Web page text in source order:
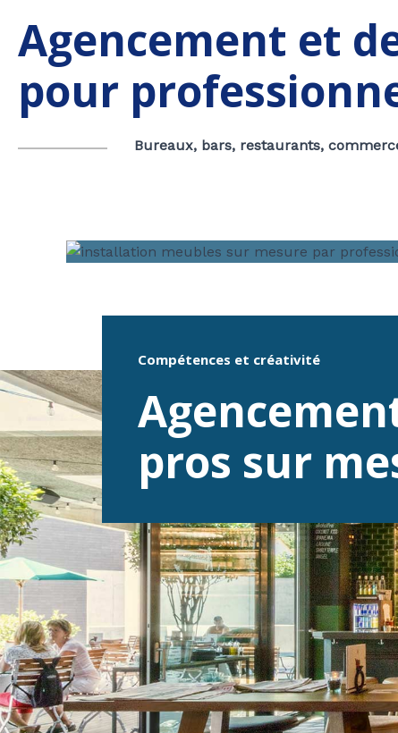
Agencement et
pour
Bureaux, bars, restaurants,
Compétences et créativité
pros sur